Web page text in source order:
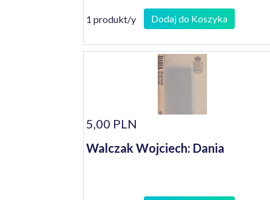
1 produkt/y Dodaj do Koszyka
5,00 PLN
Walczak Wojciech: Dania